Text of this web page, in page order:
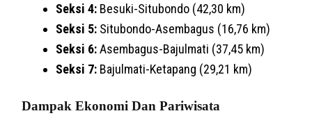
Seksi 4: Besuki-Situbondo (42,30 km)
Seksi 5: Situbondo-Asembagus (16,76 km)
Seksi 6:Asembagus-Bajulmati (37,45 km)
Seksi 7: Bajulmati-Ketapang (29,21 km)
Dampak Ekonomi Dan Pariwisata